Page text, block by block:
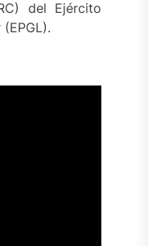
del Ejército